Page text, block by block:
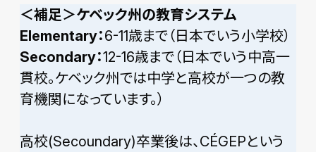
＜補足＞ケベック州の教育システム
Elementary：6-11歳まで（日本でいう小学校）
Secondary：12-16歳まで（日本でいう中高一
貫校。ケベック州では中学と高校が一つの教
育機関になっています。）
高校(Secoundary)卒業後は、CÉGEPという